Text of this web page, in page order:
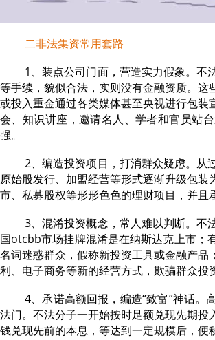
二非法集资常用套路
1、装点公司门面，营造实力假象。不
等手续，貌似合法，实则没有金融资质。
或投入重金通过各类媒体甚至央视进行包
会、知识讲座，邀请名人、学者和官员站
强。
2、编造投资项目，打消群众疑虑。从
原始股发行、加盟经营等形式逐渐升级包
市、私募股权等形形色色的理财项目，并
3、混淆投资概念，常人难以判断。不
国otcbb市场挂牌混淆是在纳斯达克上市；
名词迷惑群众，假称新投资工具或金融产
利、电子商务等新的经营方式，欺骗群众投
4、承诺高额回报，编造“致富”神话
法门。不法分子一开始按时足额兑现先期
钱兑现先前的本息，等达到一定规模后，便